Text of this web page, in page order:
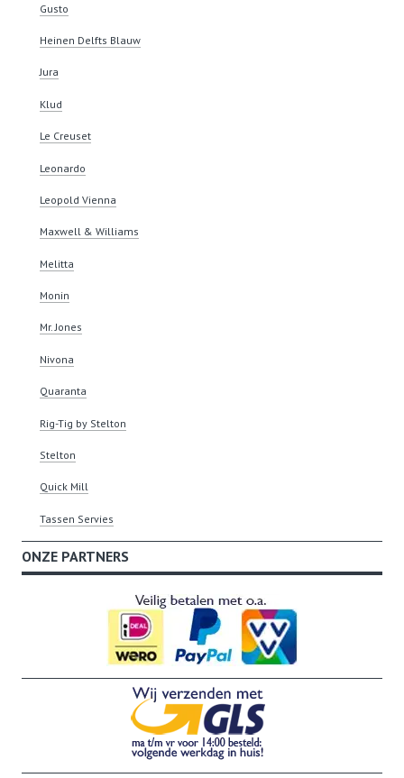
Gusto
Heinen Delfts Blauw
Jura
Klud
Le Creuset
Leonardo
Leopold Vienna
Maxwell & Williams
Melitta
Monin
Mr. Jones
Nivona
Quaranta
Rig-Tig by Stelton
Stelton
Quick Mill
Tassen Servies
ONZE PARTNERS